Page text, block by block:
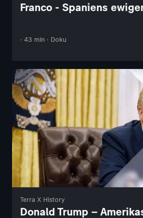
Franco - Spaniens
· 43 min · Doku
Terra X History
Donald Trump –